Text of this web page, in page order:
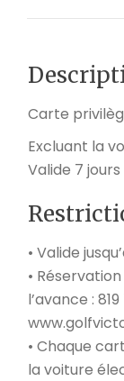
Carte
Excluant la
Valide 7
• Valide
•
l’avance :
• Chaque
la voiture